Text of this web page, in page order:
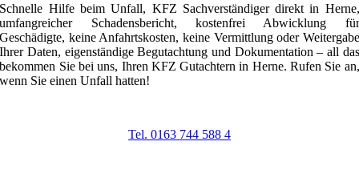
Schnelle Hilfe beim Unfall, KFZ Sachverständiger direkt in Herne,
umfangreicher Schadensbericht, kostenfrei Abwicklung für
Geschädigte, keine Anfahrtskosten, keine Vermittlung oder Weitergabe
Ihrer Daten, eigenständige Begutachtung und Dokumentation – all das
bekommen Sie bei uns, Ihren KFZ Gutachtern in Herne. Rufen Sie an,
wenn Sie einen Unfall hatten!
Tel. 0163 744 588 4